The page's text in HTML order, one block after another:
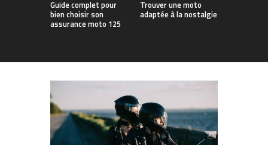
Guide complet pour
bien choisir son
assurance moto 125
Trouver une moto
adaptée à la nostalgie